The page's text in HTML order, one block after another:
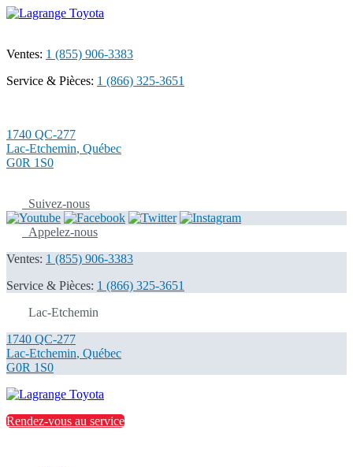
Ventes: 1 (855) 906-3383
Service & Pièces: 1 (866) 325-3651
1740 QC-277
Lac-Etchemin, Québec
G0R 1S0
Suivez-nous
Appelez-nous
Ventes: 1 (855) 906-3383
Service & Pièces: 1 (866) 325-3651
Lac-Etchemin
1740 QC-277
Lac-Etchemin, Québec
G0R 1S0
Rendez-vous au service